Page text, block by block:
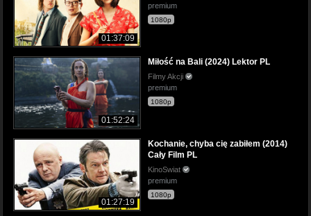
01:37:09
premium
1080p
01:52:24
Miłość na Bali (2024) Lektor PL
Filmy Akcji
premium
1080p
01:27:19
Kochanie, chyba cię zabiłem (2014)
Cały Film PL
KinoSwiat
premium
1080p